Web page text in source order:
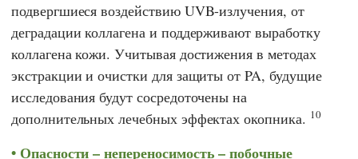
подвергшиеся воздействию UVB-излучения, от
деградации коллагена и поддерживают выработку
коллагена кожи. Учитывая достижения в методах
экстракции и очистки для защиты от PA, будущие
исследования будут сосредоточены на
дополнительных лечебных эффектах окопника. 10
Опасности – непереносимость – побочные